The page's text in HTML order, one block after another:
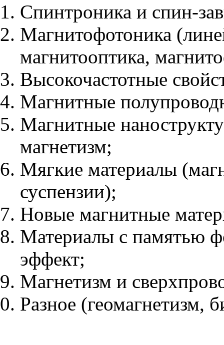
Спинтроника и спин-
Магнитофотоника
магнитооптика,
Высокочастотные
Магнитные
Магнитные
магнетизм;
Мягкие материалы
суспензии);
Новые магнитные
Материалы с памятью
эффект;
Магнетизм и
Разное (геомагнетизм,